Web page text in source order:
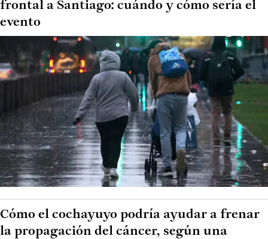
frontal a Santiago: cuándo y cómo sería el
evento
Cómo el cochayuyo podría ayudar a frenar
la propagación del cáncer, según una